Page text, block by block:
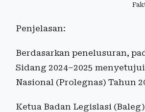
Penjelasan:
Berdasarkan penelusuran,
Sidang 2024–2025
Nasional (Prolegnas) Tahun
Ketua Badan Legislasi